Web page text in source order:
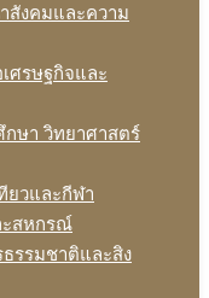
สังคมและความ
ศรษฐกิจและ
กษา วิทยาศาสตร์
ยวและกีฬา
ะสหกรณ์
รรมชาติและสิง